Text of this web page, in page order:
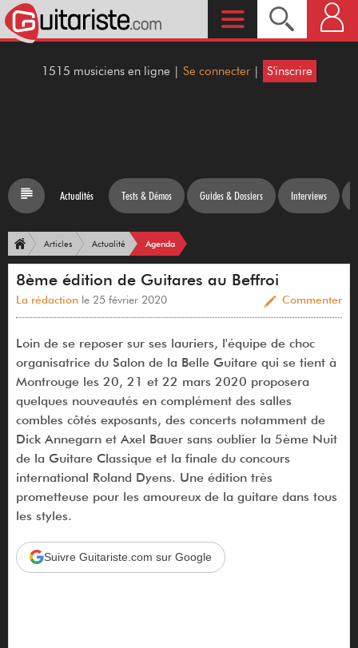
1515 musiciens en ligne | Se connecter | S'inscrire
Actualités Tests & Démos Guides & Dossiers Interviews
Articles Actualité Agenda
8ème édition de Guitares au Beffroi
La rédactionle 25 février 2020 Commenter
Loin de se reposer sur ses lauriers, l'équipe de choc
organisatrice du Salon de la Belle Guitare qui se tient à
Montrouge les 20, 21 et 22 mars 2020 proposera
quelques nouveautés en complément des salles
combles côtés exposants, des concerts notamment de
Dick Annegarn et Axel Bauer sans oublier la 5ème Nuit
de la Guitare Classique et la finale du concours
international Roland Dyens. Une édition très
prometteuse pour les amoureux de la guitare dans tous
les styles.
Suivre Guitariste.com sur Google